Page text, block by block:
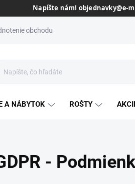
Dôveryhodný slovenský predajca
obchodu
A NÁBYTOK ROŠTY
-